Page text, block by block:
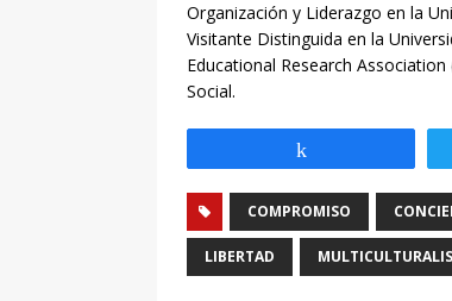
Organización y Liderazgo en la
Visitante Distinguida en la
Educational Research
Social.
COMPROMISO
LIBERTAD